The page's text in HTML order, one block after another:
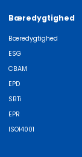
Bæredygtighed
Bæredygtighed
ESG
CBAM
EPD
SBTi
EPR
ISO14001